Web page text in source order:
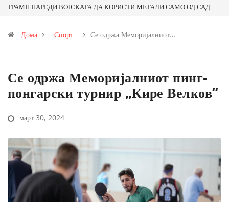
Почнува реконструкцијата на улицата „5-ти Ноември“ во Струмица
Дома Спорт Се одржа Меморијалниот…
Се одржа Меморијалниот пинг-
понгарски турнир „Кире Велков“
март 30, 2024